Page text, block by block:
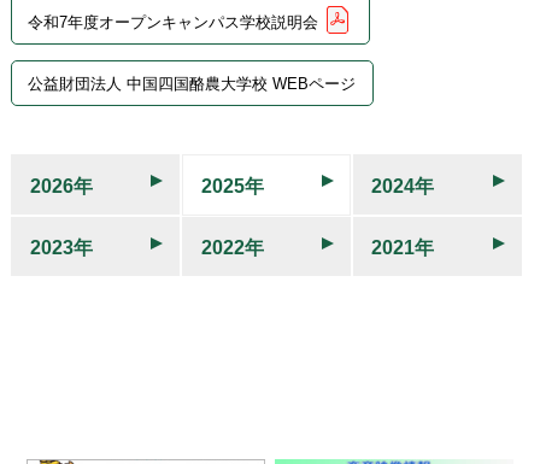
令和7年度オープンキャンパス学校説明会
公益財団法人 中国四国酪農大学校 WEBページ
2026年 2025年 2024年
2023年 2022年 2021年